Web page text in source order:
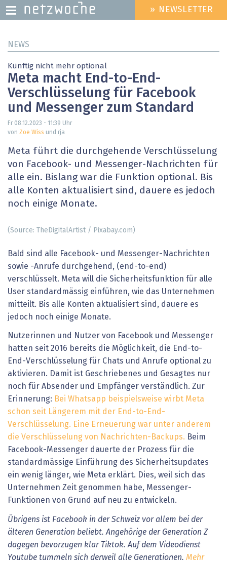
zum
HEADER
MENU
» NEWSLETTER
NEWS
Künftig nicht mehr optional
Meta macht End-to-End-
Verschlüsselung für Facebook
und Messenger zum Standard
Fr 08.12.2023 - 11:39 Uhr
von Zoe Wiss und rja
Meta führt die durchgehende Verschlüsselung
von Facebook- und Messenger-Nachrichten für
alle ein. Bislang war die Funktion optional. Bis
alle Konten aktualisiert sind, dauere es jedoch
noch einige Monate.
(Source: TheDigitalArtist / Pixabay.com)
Bald sind alle Facebook- und Messenger-Nachrichten
sowie -Anrufe durchgehend, (end-to-end)
verschlüsselt. Meta will die Sicherheitsfunktion für alle
User standardmässig einführen, wie das Unternehmen
mitteilt. Bis alle Konten aktualisiert sind, dauere es
jedoch noch einige Monate.
Nutzerinnen und Nutzer von Facebook und Messenger
hatten seit 2016 bereits die Möglichkeit, die End-to-
End-Verschlüsselung für Chats und Anrufe optional zu
aktivieren. Damit ist Geschriebenes und Gesagtes nur
noch für Absender und Empfänger verständlich. Zur
Erinnerung: Bei Whatsapp beispielsweise wirbt Meta
schon seit Längerem mit der End-to-End-
Verschlüsselung. Eine Erneuerung war unter anderem
die Verschlüsselung von Nachrichten-Backups. Beim
Facebook-Messenger dauerte der Prozess für die
standardmässige Einführung des Sicherheitsupdates
ein wenig länger, wie Meta erklärt. Dies, weil sich das
Unternehmen Zeit genommen habe, Messenger-
Funktionen von Grund auf neu zu entwickeln.
Übrigens ist Facebook in der Schweiz vor allem bei der
älteren Generation beliebt. Angehörige der Generation Z
dagegen bevorzugen klar Tiktok. Auf dem Videodienst
Youtube tummeln sich derweil alle Generationen. Mehr